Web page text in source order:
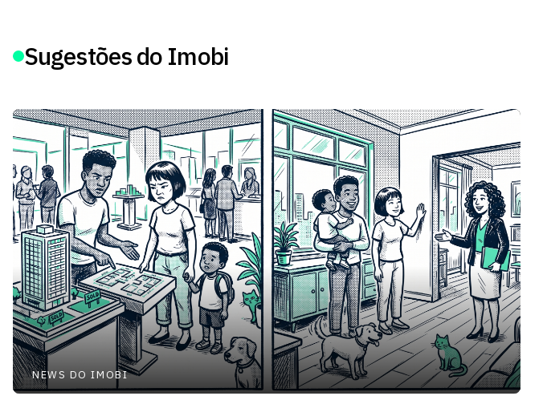
Sugestões do Imobi
NEWS DO IMOBI